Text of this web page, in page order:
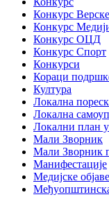
Конкурс Верске
Конкурс
Конкурс ОЦД
Конкурс Спорт
Конкурси
Кораци
Култура
Локална
Локална
Локални план
Мали Зворник
Мали Зворник
Манифестације
Медијске објаве